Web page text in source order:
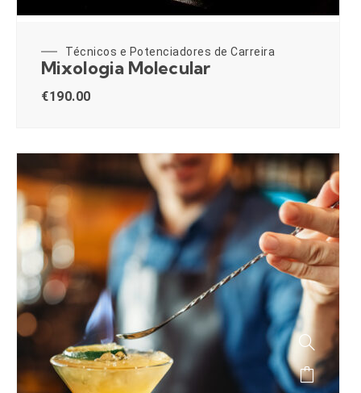
Técnicos e Potenciadores de Carreira
Mixologia Molecular
€190.00